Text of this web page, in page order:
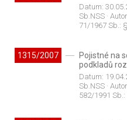
Datum:
Sb.NSS·
71/1967 Sb.:
1315/2007
Pojistné na
podkladů
Datum:
Sb.NSS·
582/1991